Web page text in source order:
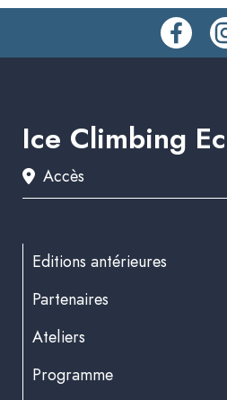
Ice Climbing
Accès
Editions antérieures
Partenaires
Ateliers
Programme